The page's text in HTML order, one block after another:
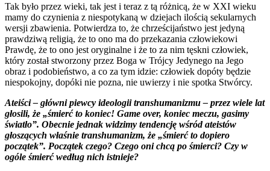
Tak było przez wieki, tak jest i teraz z tą różnicą, że w XXI wieku
mamy do czynienia z niespotykaną w dziejach ilością sekularnych
wersji zbawienia. Potwierdza to, że chrześcijaństwo jest jedyną
prawdziwą religią, że to ono ma do przekazania człowiekowi
Prawdę, że to ono jest oryginalne i że to za nim tęskni człowiek,
który został stworzony przez Boga w Trójcy Jedynego na Jego
obraz i podobieństwo, a co za tym idzie: człowiek dopóty będzie
niespokojny, dopóki nie pozna, nie uwierzy i nie spotka Stwórcy.
Ateiści – główni piewcy ideologii transhumanizmu – przez wiele lat
głosili, że „śmierć to koniec! Game over, koniec meczu, gasimy
światło”. Obecnie jednak widzimy tendencję wśród ateistów
głoszących właśnie transhumanizm, że „śmierć to dopiero
początek”. Początek czego? Czego oni chcą po śmierci? Czy w
ogóle śmierć według nich istnieje?